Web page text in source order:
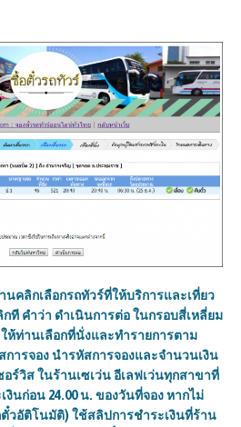
นคลิกเลือกรถทัวร์ที่ให้บริการและเที่ยว
ที คำว่า ดำเนินการต่อ ในกรอบสี่เหลี่ยม
ห้ท่านเลือกที่นั่งและทำรายการตาม
ารจอง นำรหัสการจองและจำนวนเงิน
อร์วิส ในร้านเซเว่น อีเลฟเว่นทุกสาขาที่
นก่อน 24.00 น. ของวันที่จอง หากไม่
ตั๋วอัติโนมัติ) ใช้สลิปการชำระเงินที่ร้าน